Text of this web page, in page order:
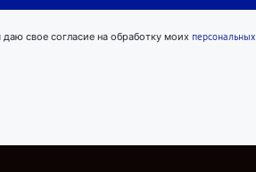
свое согласие на обработку моих персональных